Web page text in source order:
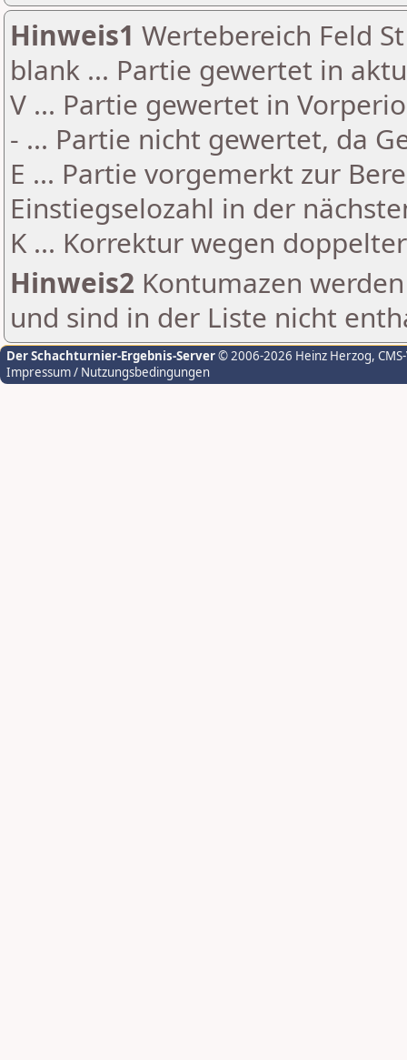
Hinweis1 Wertebereich Feld
blank ... Partie gewertet in
V ... Partie gewertet in
- ... Partie nicht gewertet, da
E ... Partie vorgemerkt zur
Einstiegselozahl in der
K ... Korrektur wegen
Hinweis2 Kontumazen
und sind in der Liste nicht
Der Schachturnier-Ergebnis-Server© 2006-2026 Heinz Herzog,
Impressum / Nutzungsbedingungen